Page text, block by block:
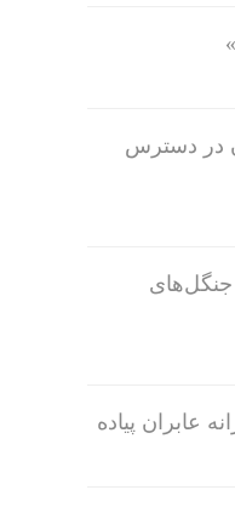
در دسترس
جنگل‌های
عابران پیاده